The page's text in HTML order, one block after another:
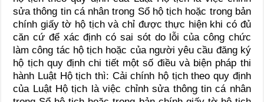
sửa thông tin cá nhân trong Sổ hộ tịch hoặc trong bản
chính giấy tờ hộ tịch và chỉ được thực hiện khi có đủ
căn cứ để xác định có sai sót do lỗi của công chức
làm công tác hộ tịch hoặc của người yêu cầu đăng ký
hộ tịch quy định chi tiết một số điều và biện pháp thi
hành Luật Hộ tịch thì: Cải chính hộ tịch theo quy định
của Luật Hộ tịch là việc chỉnh sửa thông tin cá nhân